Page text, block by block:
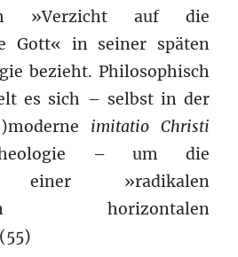
»Verzicht auf die
Gott« in seiner späten
bezieht. Philosophisch
es sich – selbst in der
imitatio Christi
– um die
einer »radikalen
horizontalen